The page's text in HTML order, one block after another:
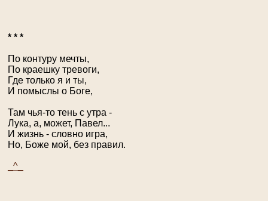
* * *
По контуру мечты,
По краешку тревоги,
Где только я и ты,
И помыслы о Боге,
Там чья-то тень с утра -
Лука, а, может, Павел...
И жизнь - словно игра,
Но, Боже мой, без правил.
_^_